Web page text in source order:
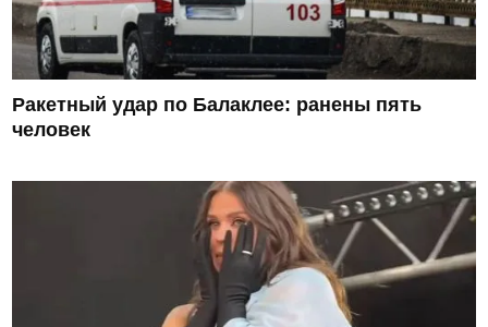
Ракетный удар по Балаклее: ранены пять
человек